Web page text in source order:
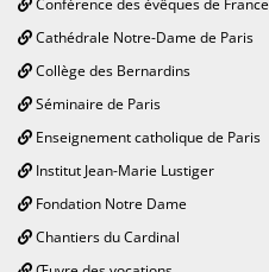
Cathédrale Notre-Dame de Paris
Collège des Bernardins
Séminaire de Paris
Enseignement catholique de Paris
Institut Jean-Marie Lustiger
Fondation Notre Dame
Chantiers du Cardinal